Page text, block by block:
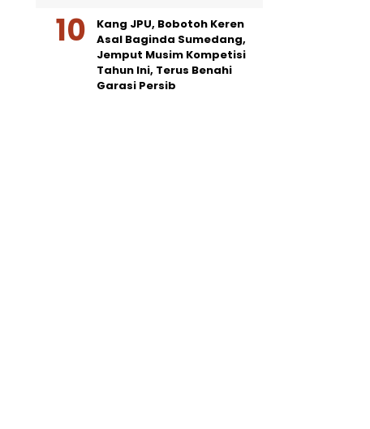
Kang JPU, Bobotoh Keren
Asal Baginda Sumedang,
Jemput Musim Kompetisi
Tahun Ini, Terus Benahi
Garasi Persib